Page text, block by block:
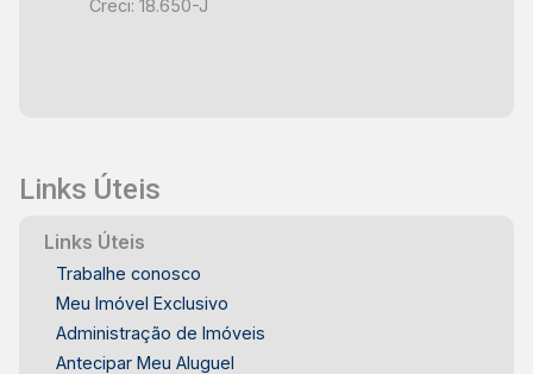
Creci: 18.650-J
Links Úteis
Links Úteis
Trabalhe conosco
Meu Imóvel Exclusivo
Administração de Imóveis
Antecipar Meu Aluguel